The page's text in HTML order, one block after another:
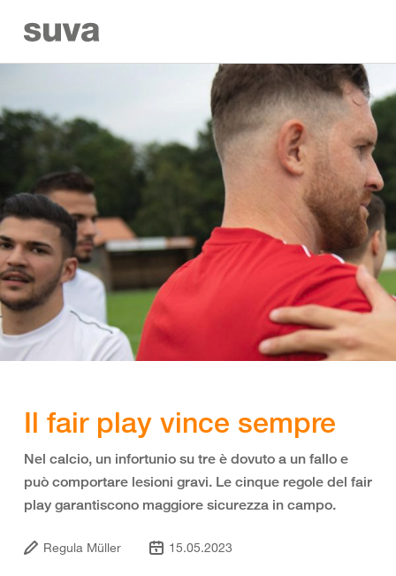
Il fair play vince sempre
Nel calcio, un infortunio su tre è dovuto a un fallo e
può comportare lesioni gravi. Le cinque regole del fair
play garantiscono maggiore sicurezza in campo.
Regula Müller 15.05.2023